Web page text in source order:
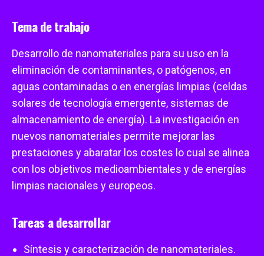
Tema de trabajo
Desarrollo de nanomateriales para su uso en la
eliminación de contaminantes, o patógenos, en
aguas contaminadas o en energías limpias (celdas
solares de tecnología emergente, sistemas de
almacenamiento de energía). La investigación en
nuevos nanomateriales permite mejorar las
prestaciones y abaratar los costes lo cual se alinea
con los objetivos medioambientales y de energías
limpias nacionales y europeos.
Tareas a desarrollar
Síntesis y caracterización de nanomateriales.